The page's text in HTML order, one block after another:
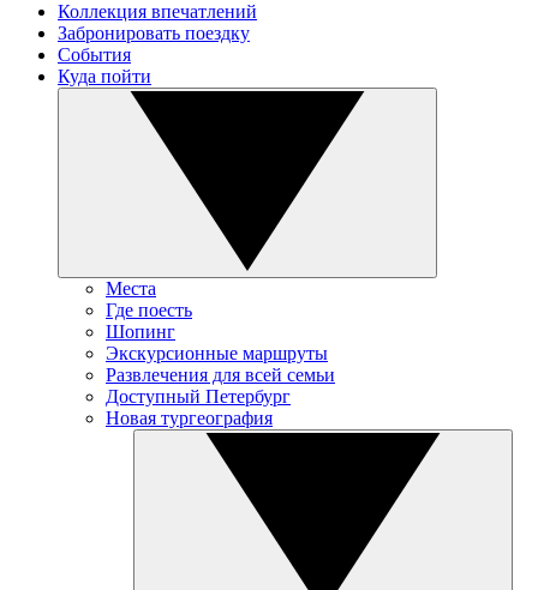
Коллекция впечатлений
Забронировать поездку
События
Куда пойти
Места
Где поесть
Шопинг
Экскурсионные маршруты
Развлечения для всей семьи
Доступный Петербург
Новая тургеография